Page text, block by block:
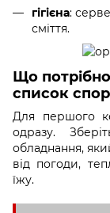
гігієна:
сміття.
Що
список
Для першого
одразу.
обладнання,
від погоди,
їжу.